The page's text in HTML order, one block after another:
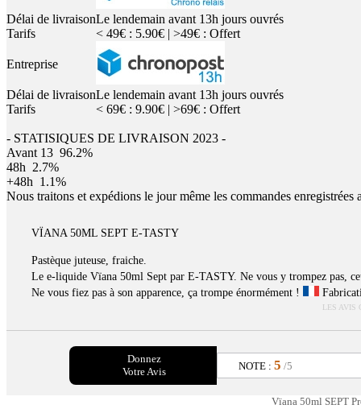
Délai de livraisonLe lendemain avant 13h jours ouvrés
Tarifs
< 49€ : 5.90€ | >49€ : Offert
Entreprise
Délai de livraisonLe lendemain avant 13h jours ouvrés
Tarifs
< 69€ : 9.90€ | >69€ : Offert
- STATISIQUES DE LIVRAISON 2023 -
Avant 13 96.2%
48h 2.7%
+48h 1.1%
Nous traitons et expédions le jour même les commandes
VÏANA 50ML SEPT E-TASTY
Pastèque juteuse, fraiche.
Le e-liquide Vïana 50ml Sept par E-TASTY. Ne vous y trompez pas,
Ne vous fiez pas à son apparence, ça trompe énormément !
LES AVIS
Donnez
Votre Avis
NOTE : 5 /5
Vïana 50ml SEPT